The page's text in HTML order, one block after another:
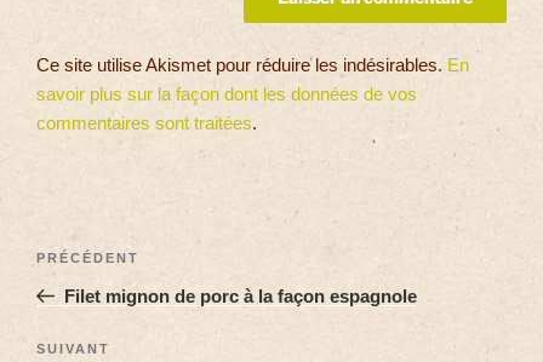
Ce site utilise Akismet pour réduire les indésirables. En
savoir plus sur la façon dont les données de vos
commentaires sont traitées.
PRÉCÉDENT
Filet mignon de porc à la façon espagnole
SUIVANT